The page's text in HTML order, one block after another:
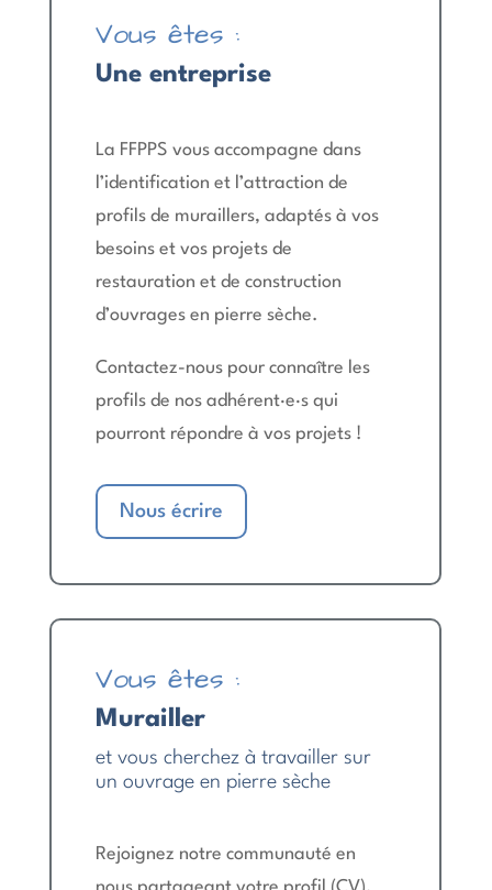
Vous êtes :
Une entreprise
La FFPPS vous accompagne dans
l’identification et l’attraction de
profils de muraillers, adaptés à vos
besoins et vos projets de
restauration et de construction
d’ouvrages en pierre sèche.
Contactez-nous pour connaître les
profils de nos adhérent·e·s qui
pourront répondre à vos projets !
Nous écrire
Vous êtes :
Murailler
et vous cherchez à travailler sur
un ouvrage en pierre sèche
Rejoignez notre communauté en